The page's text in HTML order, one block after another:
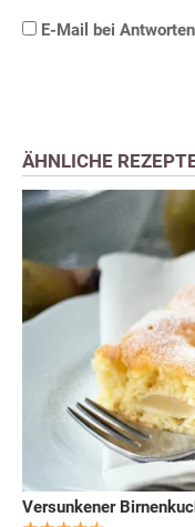
E-Mail bei
ÄHNLICHE
Versunkener